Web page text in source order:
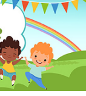
戶狀況，依本公司即
公司將視審查結果
現惡意使用之情形，
採取法律行動。